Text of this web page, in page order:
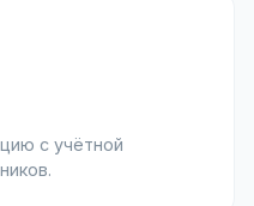
с учётной